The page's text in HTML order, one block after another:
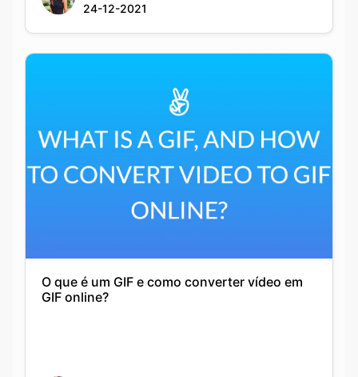
24-12-2021
O que é um GIF e como converter vídeo em
GIF online?